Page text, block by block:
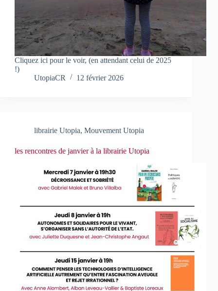
Cliquez ici pour le voir, (en attendant celui de 2025
!)
UtopiaCR
12 février 2026
librairie Utopia, Mouvement Utopia
les rencontres de janvier à la librairie Utopia